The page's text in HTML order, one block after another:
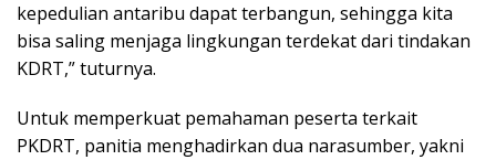
kepedulian antaribu dapat terbangun, sehingga kita
bisa saling menjaga lingkungan terdekat dari tindakan
KDRT,” tuturnya.
Untuk memperkuat pemahaman peserta terkait
PKDRT, panitia menghadirkan dua narasumber, yakni